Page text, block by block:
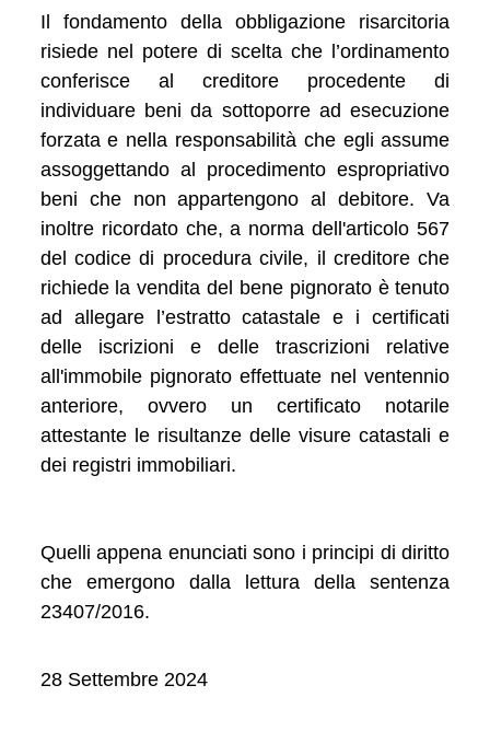
Il fondamento della obbligazione risarcitoria
risiede nel potere di scelta che l’ordinamento
conferisce al creditore procedente di
individuare beni da sottoporre ad esecuzione
forzata e nella responsabilità che egli assume
assoggettando al procedimento espropriativo
beni che non appartengono al debitore. Va
inoltre ricordato che, a norma dell'articolo 567
del codice di procedura civile, il creditore che
richiede la vendita del bene pignorato è tenuto
ad allegare l’estratto catastale e i certificati
delle iscrizioni e delle trascrizioni relative
all'immobile pignorato effettuate nel ventennio
anteriore, ovvero un certificato notarile
attestante le risultanze delle visure catastali e
dei registri immobiliari.
Quelli appena enunciati sono i principi di diritto
che emergono dalla lettura della sentenza
23407/2016.
28 Settembre 2024